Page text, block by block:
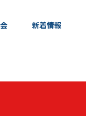
新着情報